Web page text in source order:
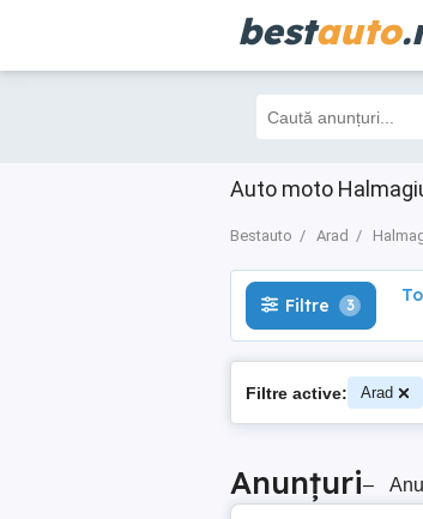
bestauto
Auto moto
Bestauto Arad
Filtre 3
9
Filtre 3
Filtre active: Arad
Anunțuri–